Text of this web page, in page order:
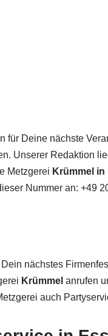
für Deine nächste
Unserer Redaktion
Metzgerei Krümmel in
Nummer an: +49
nächstes
Krümmel anrufen
auch